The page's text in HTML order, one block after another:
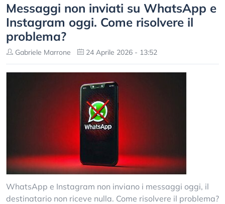
Messaggi non inviati su WhatsApp e
Instagram oggi. Come risolvere il
problema?
Gabriele Marrone 24 Aprile 2026 - 13:52
WhatsApp e Instagram non inviano i messaggi oggi, il
destinatario non riceve nulla. Come risolvere il problema?